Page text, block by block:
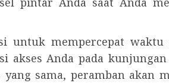
untuk mempercepat waktu
akses Anda pada
sama, peramban akan